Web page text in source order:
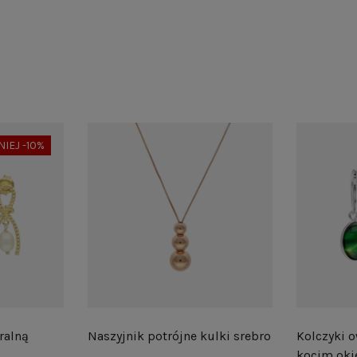
-10%
Naszyjnik potrójne kulki srebro
Kolczyki